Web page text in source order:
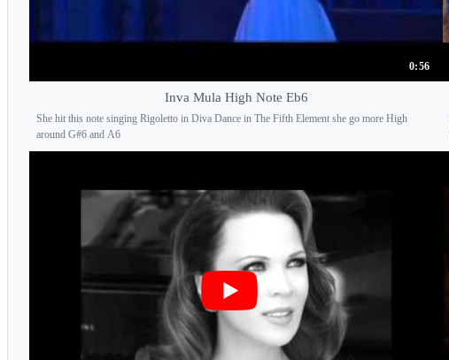
0:56
Inva Mula High Note Eb6
She hit this note singing Rigoletto in Diva Dance in The Fifth Element she go more High
around G#6 and A6